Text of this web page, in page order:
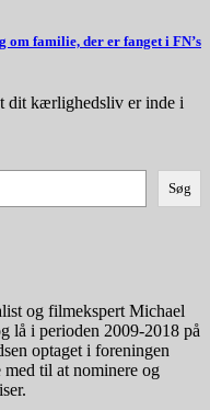
familie, der er fanget i FN’s
dit kærlighedsliv er inde i
Søg
og filmekspert Michael
lå i perioden 2009-2018 på
optaget i foreningen
til at nominere og